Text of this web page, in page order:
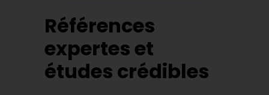
Références
expertes et
études crédibles